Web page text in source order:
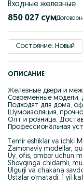
Входные железные
850 027 сум
Состояние: Новый
ОПИСАНИЕ
Железные двери и
Современные модели,
Подходят для дома,
Шумоизоляция,
Опт и розница.
Профессиональная
Temir eshiklar va ichki
Zamonaviy modellar,
Uy, ofis, ombor uchun
Shovqinga chidamli,
Ulgurji va chakana
Ustalar o‘rnatadi. 1 yil